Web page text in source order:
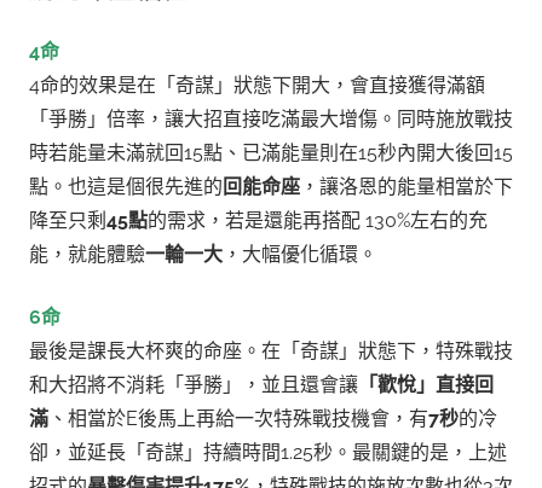
4命
4命的效果是在「奇謀」狀態下開大，會直接獲得滿額
「爭勝」倍率，讓大招直接吃滿最大增傷。同時施放戰技
時若能量未滿就回15點、已滿能量則在15秒內開大後回15
點。 也這是個很先進的 回能命座 ，讓洛恩的能量相當於下
降至只剩 45點的需求，若是還能再搭配 130%左右的充
能，就能體驗一輪一大 ，大幅優化循環。
6命
最後是課長大杯爽的命座。在「奇謀」狀態下，特殊戰技
和大招將不消耗「爭勝」，並且還會讓 「歡悅」直接回
滿 、相當於E後馬上再給一次特殊戰技機會，有7秒的冷
卻，並延長「奇謀」持續時間1.25秒。 最關鍵的是，上述